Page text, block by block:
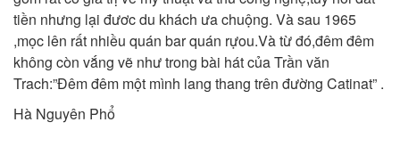
tiền nhưng lại đươc du khách ưa chuộng. Và sau 1965
,mọc lên rất nhiều quán bar quán rựou.Và từ đó,đêm đêm
không còn vắng vẽ như trong bài hát của Trần văn
Trach:”Đêm đêm một mình lang thang trên đường Catinat” .
Hà Nguyên Phổ